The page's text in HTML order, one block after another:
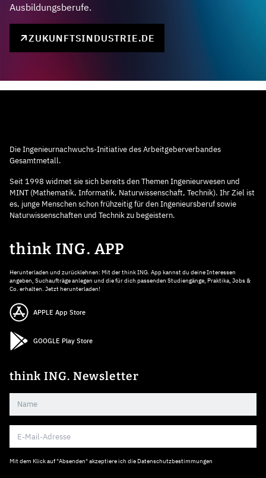
Ausbildungsberufe.
ZUKUNFTSINDUSTRIE.DE
Die Ingenieurnachwuchs-Initiative des Arbeitgeberverbandes
Gesamtmetall.
Seit 1998 widmet sie sich bereits den Themen Ingenieurwesen und
MINT (Mathematik, Informatik, Naturwissenschaft, Technik). Ihr Ziel ist
es, junge Menschen schon frühzeitig für den Ingenieursberuf sowie
Naturwissenschaften und Technik zu begeistern.
think ING. APP
Herunterladen und zurücklehnen: Mit der think ING. App kannst du deine Interessen
angeben, Suchaufträge anlegen und die für dich passenden Studiengänge, Praktika, Jobs &
Co. erhalten. Jetzt herunterladen!
APPLE App Store
GOOGLE Play Store
think ING. Newsletter
Mit dem Klick auf "Absenden" akzeptiere ich die Datenschutzbestimmungen